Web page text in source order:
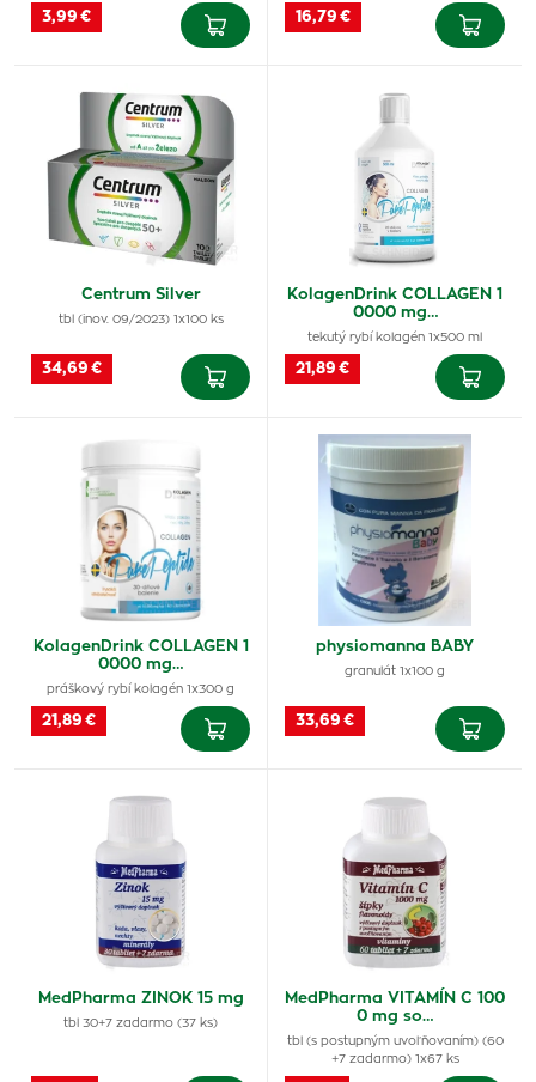
3,99 € 16,79 €
Centrum Silver
tbl (inov. 09/2023) 1x100 ks
34,69 €
KolagenDrink COLLAGEN 1
0000 mg…
tekutý rybí kolagén 1x500 ml
21,89 €
KolagenDrink COLLAGEN 1
0000 mg…
práškový rybí kolagén 1x300 g
21,89 €
physiomanna BABY
granulát 1x100 g
33,69 €
MedPharma ZINOK 15 mg
tbl 30+7 zadarmo (37 ks)
MedPharma VITAMÍN C 100
0 mg so…
tbl (s postupným uvoľňovaním) (60
+7 zadarmo) 1x67 ks